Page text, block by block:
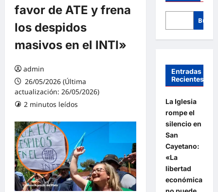
favor de ATE y frena
los despidos
masivos en el INTI»
admin
26/05/2026 (Última
actualización: 26/05/2026)
2 minutos leídos
Entradas
Recientes
La Iglesia
rompe el
silencio en
San
Cayetano:
«La
libertad
económica